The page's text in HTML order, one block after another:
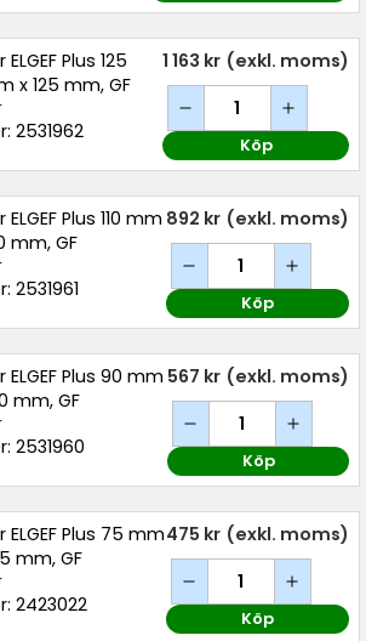
Plus 125
x 125 mm, GF
2531962
1 163 kr (exkl. moms)
Köp
Plus 110 mm
mm, GF
2531961
892 kr (exkl. moms)
Köp
Plus 90 mm
mm, GF
2531960
567 kr (exkl. moms)
Köp
Plus 75 mm
mm, GF
2423022
475 kr (exkl. moms)
Köp